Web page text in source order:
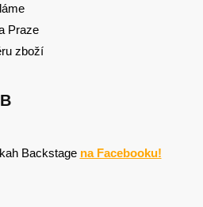
Praze
zboží
Backstage na Facebooku!